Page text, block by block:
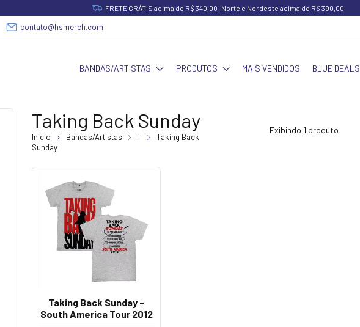
FRETE GRÁTIS acima de R$ 340,00 | Norte e Nordeste acima de R$ 390,00
contato@hsmerch.com
BANDAS/ARTISTAS PRODUTOS MAIS VENDIDOS BLUE DEALS
Taking Back Sunday
Início Bandas/Artistas T
Taking Back
Sunday
Exibindo 1 produto
Taking Back Sunday -
South America Tour 2012